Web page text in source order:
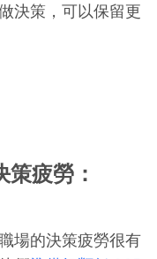
決策，可以保留更
疲勞：
場的決策疲勞很有